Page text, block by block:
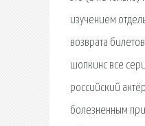
изучением
возврата
шопкинс все
российский
болезненным